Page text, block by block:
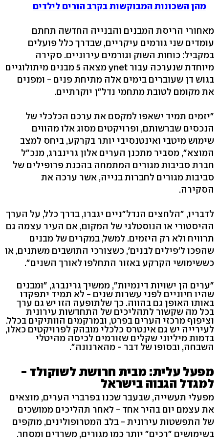
מהן השכונות המבוקשות בקרב הורים לילדים
מאחורי הריסת המבנים והבנייה החדשה תחתם
עומדים שני גורמים עיקריים, שבדרך כלל פועלים
במקביל: כוחות השוק וגורמים עירוניים. סקירה
מיוחדת שנערכה עבור ynet מצאה 5 מבנים מיתולוגיים
בגוש דן שעוברים בימים אלה מתיחת פנים - ומפנים
את מקומם לטובת מתחמי נדל"ן יוקרתיים.
"יזמים תמיד ישאפו למקסם את ערכם הכלכלי של
הנכסים שברשותם, ופרויקטים מסוג אלו מהווים
שימוש מיטבי ואינטנסיבי יותר בקרקע, ביחס למצב
המוצא", מסביר מתכנן הערים אלון גרינברג, מנכ"ל
חברת סביבות מגורים המתמחה בהכנת פרופילים של
סביבות מגורים לחברות בנייה, אשר ערכה את
הסקירה.
לדבריו, "הלחצים הנדל"ניים יגברו, בדרך כלל, על הערך
ההיסטורי או הנוסטלגי של המקום, אם העיר עצמה גם
תרוויח ולא רק היזמים. למשל, במקרים של מבנים
שהפכו ל'פילים לבנים', כשצורכי התושבים משתנים, או
כששימושי הקרקע באזור התחלפו לאורך השנים".
"ערים הן ישויות דינמיות", ממשיך גרינברג, "ומבנים
שהיו חיוניים לפני עשרות שנים - לא תמיד יתפקדו
באותו האופן גם בהווה. כך שלתופעה הזו יש גם ערך
בכל מה שקשור לתהליכים של התחדשות עירונית
וציפוף מרכזי הערים בפרט, ובמרקמים הוותיקים בכלל.
לעירייה יש גם אינטרס כלכלי מובהק לפרויקטים כאלו,
בדמות מיליוני שקלים שזורמים לכיסה מהיטלי
השבחה, ובסופו של דבר - מהארנונה".
מפעל עלית: מבית חרושת לשוקולד -
למגדל הגבוה בישראל
מפעלי תעשייה, שבעבר שכנו בפרברי הערים, מוצאים
את עצמם יום בהיר אחד - לאחר תהליכים ממושכים
של התפשטות עירונית - בלב המטרופולינים, מוקפים
בשימושים "רכים" יותר כמו מגורים, משרדים ומסחר.